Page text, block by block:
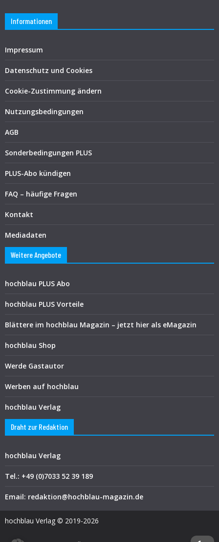
Informationen
Impressum
Datenschutz und Cookies
Cookie-Zustimmung ändern
Nutzungsbedingungen
AGB
Sonderbedingungen PLUS
PLUS-Abo kündigen
FAQ – häufige Fragen
Kontakt
Mediadaten
Weitere Angebote
hochblau PLUS Abo
hochblau PLUS Vorteile
Blättere im hochblau Magazin – jetzt hier als eMagazin
hochblau Shop
Werde Gastautor
Werben auf hochblau
hochblau Verlag
Draht zur Redaktion
hochblau Verlag
Tel.: +49 (0)7033 52 39 189
Email: redaktion@hochblau-magazin.de
hochblau Verlag © 2019-2026